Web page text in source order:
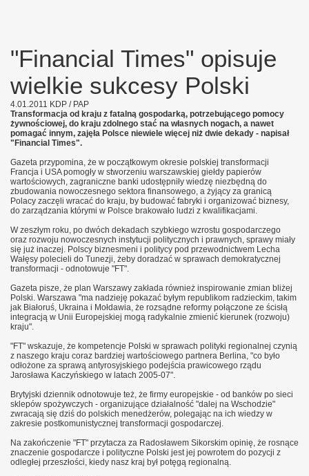
"Financial Times" opisuje
wielkie sukcesy Polski
4.01.2011 KDP / PAP
Transformacja od kraju z fatalną gospodarką, potrzebującego pomocy
żywnościowej, do kraju zdolnego stać na własnych nogach, a nawet
pomagać innym, zajęła Polsce niewiele więcej niż dwie dekady - napisał
"Financial Times".
Gazeta przypomina, że w początkowym okresie polskiej transformacji
Francja i USA pomogły w stworzeniu warszawskiej giełdy papierów
wartościowych, zagraniczne banki udostępniły wiedzę niezbędną do
zbudowania nowoczesnego sektora finansowego, a żyjący za granicą
Polacy zaczęli wracać do kraju, by budować fabryki i organizować biznesy,
do zarządzania którymi w Polsce brakowało ludzi z kwalifikacjami.
W zeszłym roku, po dwóch dekadach szybkiego wzrostu gospodarczego
oraz rozwoju nowoczesnych instytucji politycznych i prawnych, sprawy miały
się już inaczej. Polscy biznesmeni i politycy pod przewodnictwem Lecha
Wałęsy polecieli do Tunezji, żeby doradzać w sprawach demokratycznej
transformacji - odnotowuje "FT".
Gazeta pisze, że plan Warszawy zakłada również inspirowanie zmian bliżej
Polski. Warszawa "ma nadzieję pokazać byłym republikom radzieckim, takim
jak Białoruś, Ukraina i Mołdawia, że rozsądne reformy połączone ze ścisłą
integracją w Unii Europejskiej mogą radykalnie zmienić kierunek (rozwoju)
kraju".
"FT" wskazuje, że kompetencje Polski w sprawach polityki regionalnej czynią
z naszego kraju coraz bardziej wartościowego partnera Berlina, "co było
odłożone za sprawą antyrosyjskiego podejścia prawicowego rządu
Jarosława Kaczyńskiego w latach 2005-07".
Brytyjski dziennik odnotowuje też, że firmy europejskie - od banków po sieci
sklepów spożywczych - organizujące działalność "dalej na Wschodzie"
zwracają się dziś do polskich menedżerów, polegając na ich wiedzy w
zakresie postkomunistycznej transformacji gospodarczej.
Na zakończenie "FT" przytacza za Radosławem Sikorskim opinię, że rosnące
znaczenie gospodarcze i polityczne Polski jest jej powrotem do pozycji z
odległej przeszłości, kiedy nasz kraj był potęgą regionalną.